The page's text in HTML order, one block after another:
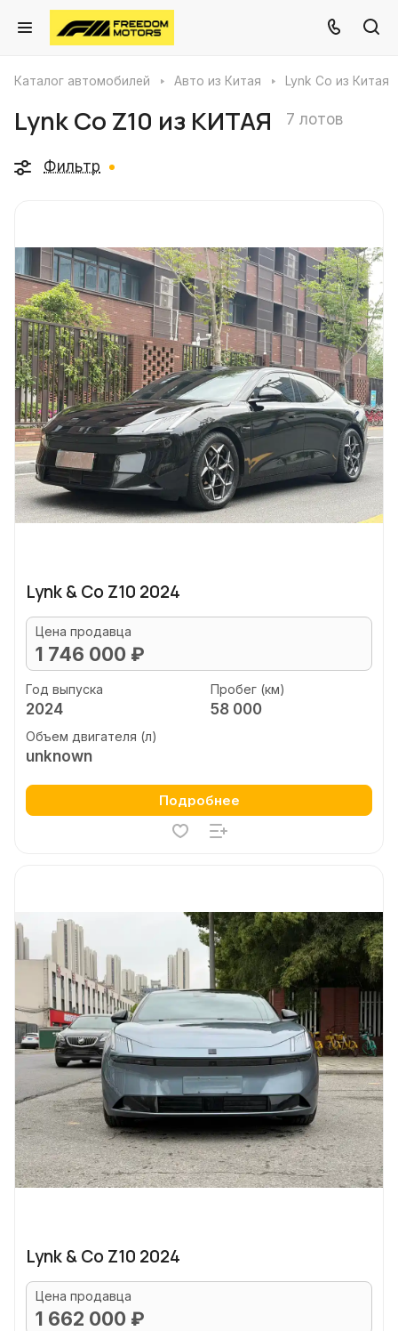
Каталог автомобилей Авто из Китая Lynk Co из Китая
Lynk Co Z10 из КИТАЯ 7 лотов
Фильтр
Lynk & Co Z10 2024
Цена продавца
1 746 000 ₽
Год выпуска
2024
Пробег (км)
58 000
Объем двигателя (л)
unknown
Подробнее
Lynk & Co Z10 2024
Цена продавца
1 662 000 ₽